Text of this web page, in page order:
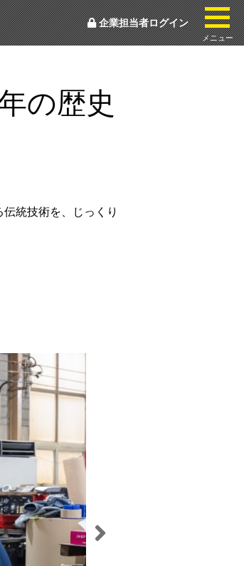
企業担当者ログイン
メニュー
の歴史
統技術を、じっくり